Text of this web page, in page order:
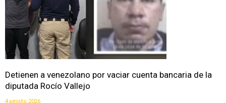
Detienen a venezolano por vaciar cuenta bancaria de la
diputada Rocío Vallejo
4 agosto, 2026